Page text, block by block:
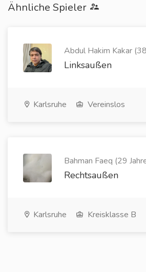
Ähnliche Spieler
Abdul Hakim Kakar
Linksaußen
Karlsruhe Vereinslos
Bahman Faeq (29
Rechtsaußen
Karlsruhe Kreisklasse B